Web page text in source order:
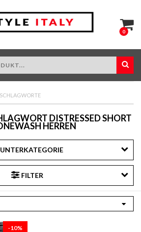
0
DISTRESSED SHORT
HERREN
UNTERKATEGORIE
FILTER
-10%